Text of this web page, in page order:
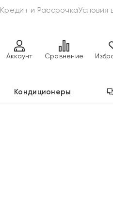
Кредит и РассрочкаУсловия
Аккаунт Сравнение
Кондиционеры